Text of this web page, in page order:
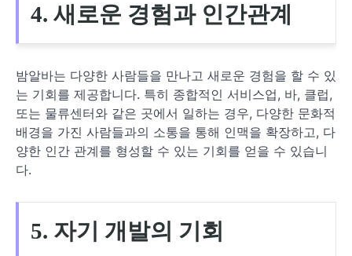
4. 새로운 경험과 인간관계
밤알바는 다양한 사람들을 만나고 새로운 경험을 할 수 있
는 기회를 제공합니다. 특히 종합적인 서비스업, 바, 클럽,
또는 물류센터와 같은 곳에서 일하는 경우, 다양한 문화적
배경을 가진 사람들과의 소통을 통해 인맥을 확장하고, 다
양한 인간 관계를 형성할 수 있는 기회를 얻을 수 있습니
다.
5. 자기 개발의 기회